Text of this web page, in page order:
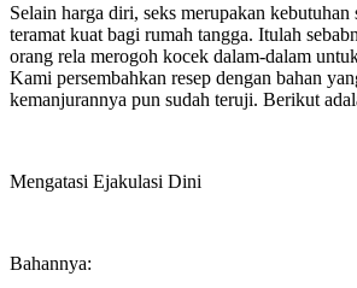
Selain harga diri, seks merupakan
teramat kuat bagi rumah tangga. Itulah
orang rela merogoh kocek dalam-dalam
Kami persembahkan resep dengan bahan
kemanjurannya pun sudah teruji. Berikut
Mengatasi Ejakulasi Dini
Bahannya: